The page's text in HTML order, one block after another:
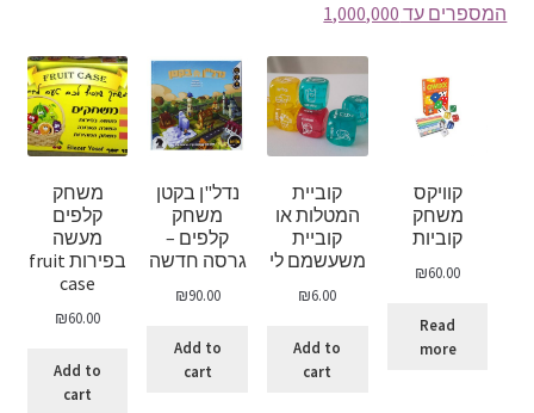
המספרים עד 1,000,000
קוויקס
משחק
קוביות
₪60.00
Read
more
קוביית
המטלות או
קוביית
משעשמם לי
₪6.00
Add to
cart
נדל"ן בקטן
משחק
קלפים –
גרסה חדשה
₪90.00
Add to
cart
משחק
קלפים
מעשה
בפירות fruit
case
₪60.00
Add to
cart